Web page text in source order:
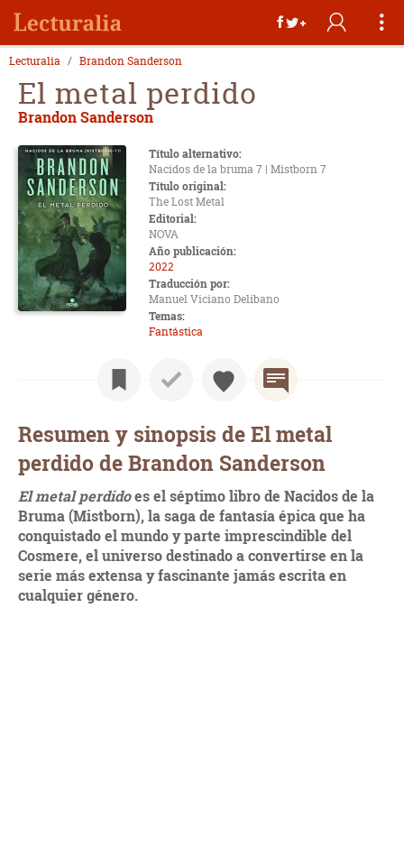
Lecturalia Brandon Sanderson
El metal perdido
Brandon Sanderson
Título alternativo:
Nacidos de la bruma 7 | Mistborn 7
Título original:
The Lost Metal
Editorial:
NOVA
Año publicación:
2022
Traducción por:
Manuel Viciano Delibano
Temas:
Fantástica
Resumen y sinopsis de El metal
perdido de Brandon Sanderson
El metal perdidoes el séptimo libro de Nacidos de la
Bruma (Mistborn), la saga de fantasía épica que ha
conquistado el mundo y parte imprescindible del
Cosmere, el universo destinado a convertirse en la
serie más extensa y fascinante jamás escrita en
cualquier género.